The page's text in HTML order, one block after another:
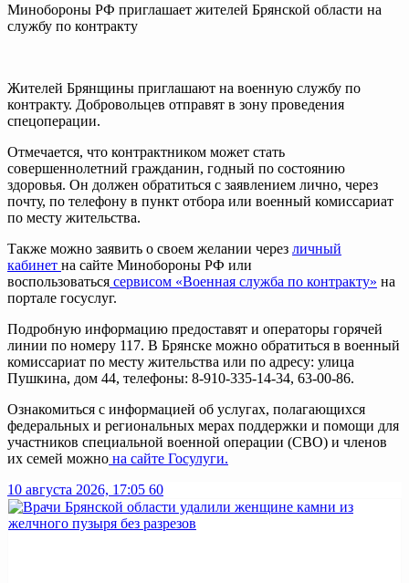
Минобoроны РФ приглaшaет житeлeй Брянской области на
службу по контракту
Жителей Брянщины приглашают на военную службу по
контракту. Добровольцев отправят в зону проведения
спецоперации.
Отмечается, что контрактником может стать
совершеннолетний гражданин, годный по состоянию
здоровья. Он должен обратиться с заявлением лично, через
почту, по телефону в пункт отбора или военный комиссариат
по месту жительства.
Также можно заявить о своем желании через личный
кабинет на сайте Минобороны РФ или
воспользоваться сервисом «Военная служба по контракту» на
портале госуслуг.
Подробную информацию предоставят и операторы горячей
линии по номеру 117. В Брянске можно обратиться в военный
комиссариат по месту жительства или по адресу: улица
Пушкина, дом 44, телефоны: 8-910-335-14-34, 63-00-86.
Ознакомиться с информацией об услугах, полагающихся
федеральных и региональных мерах поддержки и помощи для
участников специальной военной операции (СВО) и членов
их семей можно на сайте Госулуги.
10 августа 2026, 17:05 60